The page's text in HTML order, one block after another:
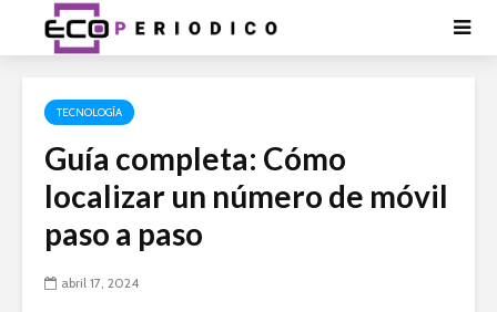
TECNOLOGÍA
Guía completa: Cómo
localizar un número de móvil
paso a paso
abril 17, 2024